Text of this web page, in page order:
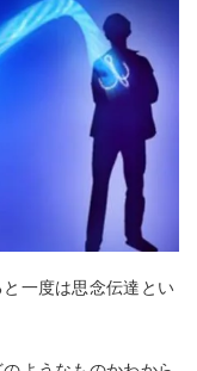
一度は思念伝達とい